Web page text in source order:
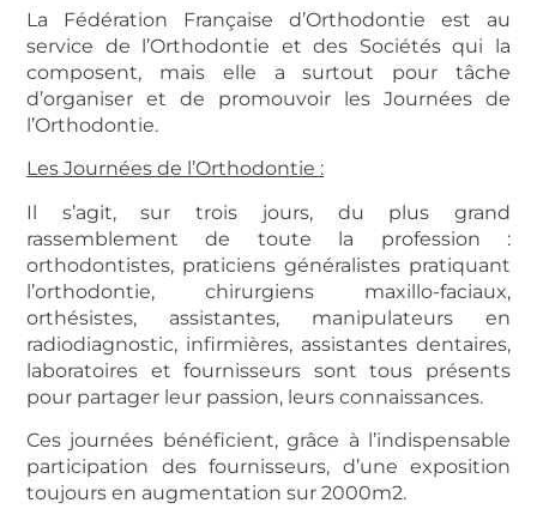
La Fédération Française d’Orthodontie est au
service de l’Orthodontie et des Sociétés qui la
composent, mais elle a surtout pour tâche
d’organiser et de promouvoir les Journées de
l’Orthodontie.
Les Journées de l’Orthodontie :
Il s’agit, sur trois jours, du plus grand
rassemblement de toute la profession :
orthodontistes, praticiens généralistes pratiquant
l’orthodontie, chirurgiens maxillo-faciaux,
orthésistes, assistantes, manipulateurs en
radiodiagnostic, infirmières, assistantes dentaires,
laboratoires et fournisseurs sont tous présents
pour partager leur passion, leurs connaissances.
Ces journées bénéficient, grâce à l’indispensable
participation des fournisseurs, d’une exposition
toujours en augmentation sur 2000m2.